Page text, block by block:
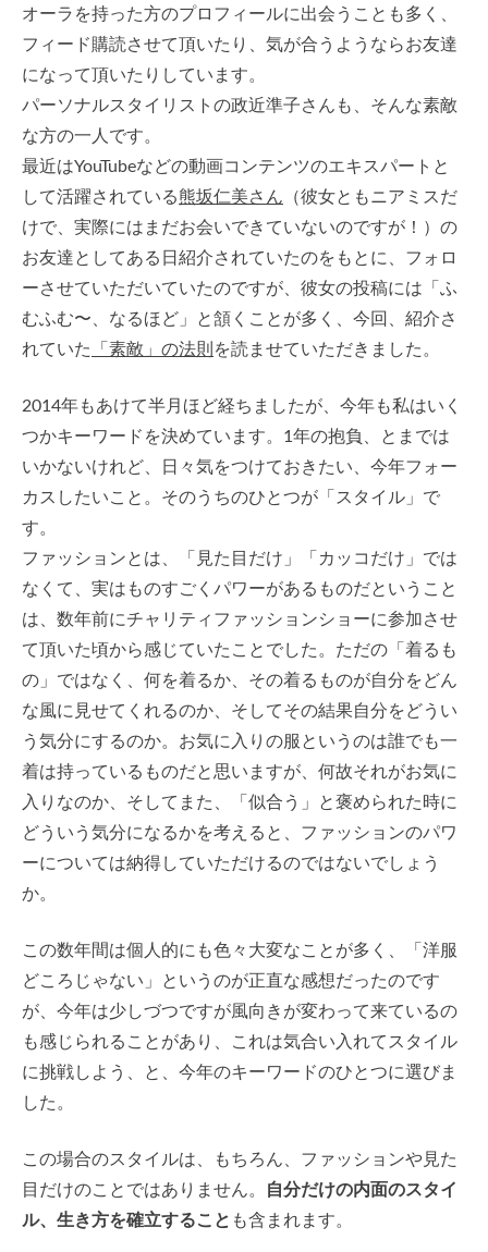
オーラを持った方のプロフィールに出会うことも多く、
フィード購読させて頂いたり、気が合うようならお友達
になって頂いたりしています。
パーソナルスタイリストの政近準子さんも、そんな素敵
な方の一人です。
最近はYouTubeなどの動画コンテンツのエキスパートと
して活躍されている熊坂仁美さん （彼女ともニアミスだ
けで、実際にはまだお会いできていないのですが！）の
お友達としてある日紹介されていたのをもとに、フォロ
ーさせていただいていたのですが、彼女の投稿には「ふ
むふむ〜、なるほど」と頷くことが多く、今回、紹介さ
れていた
「素敵」の法則 を読ませていただきました。
2014年もあけて半月ほど経ちましたが、今年も私はいく
つかキーワードを決めています。1年の抱負、とまでは
いかないけれど、日々気をつけておきたい、今年フォー
カスしたいこと。そのうちのひとつが「スタイル」で
す。
ファッションとは、「見た目だけ」「カッコだけ」では
なくて、実はものすごくパワーがあるものだということ
は、数年前にチャリティファッションショーに参加させ
て頂いた頃から感じていたことでした。ただの「着るも
の」ではなく、何を着るか、その着るものが自分をどん
な風に見せてくれるのか、そしてその結果自分をどうい
う気分にするのか。お気に入りの服というのは誰でも一
着は持っているものだと思いますが、何故それがお気に
入りなのか、そしてまた、「似合う」と褒められた時に
どういう気分になるかを考えると、ファッションのパワ
ーについては納得していただけるのではないでしょう
か。
この数年間は個人的にも色々大変なことが多く、「洋服
どころじゃない」というのが正直な感想だったのです
が、今年は少しづつですが風向きが変わって来ているの
も感じられることがあり、これは気合い入れてスタイル
に挑戦しよう、と、今年のキーワードのひとつに選びま
した。
この場合のスタイルは、もちろん、ファッションや見た
目だけのことではありません。
自分だけの内面のスタイ
ル、生き方を確立すること も含まれます。